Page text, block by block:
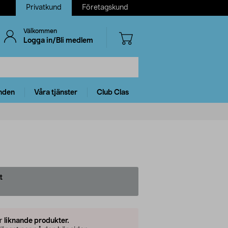
Privatkund Företagskund
Välkommen
Logga in/Bli medlem
Våra tjänster Club Clas
liknande produkter.